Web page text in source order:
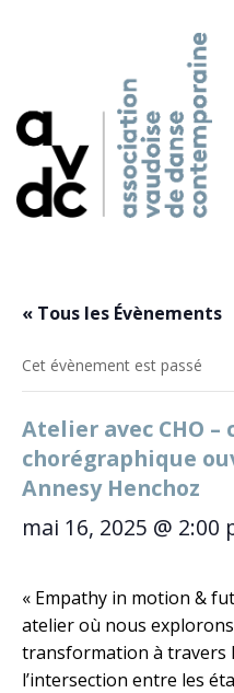
« Tous les Évènements
Cet évènement est passé
Atelier avec CHO –
chorégraphique
Annesy Henchoz
mai 16, 2025 @ 2:00
« Empathy in motion &
atelier où nous
transformation à travers
l’intersection entre les